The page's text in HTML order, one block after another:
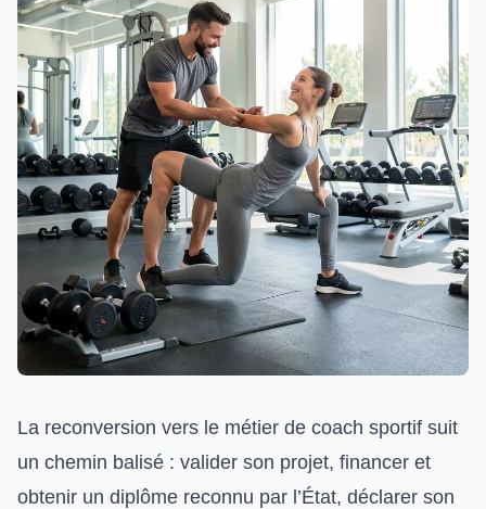
La reconversion vers le métier de coach sportif suit
un chemin balisé : valider son projet, financer et
obtenir un diplôme reconnu par l’État, déclarer son